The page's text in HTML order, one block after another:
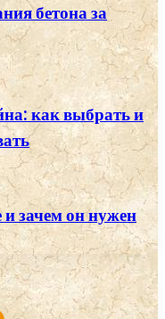
бетона за
как выбрать и
зачем он нужен